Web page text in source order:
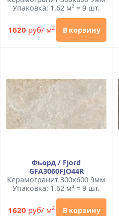
Упаковка: 1.62 м² = 9 шт.
1620 руб/ м2 В корзину
Фьорд / Fjord
GFA3060FJO44R
Керамогранит 300x600 9мм
Упаковка: 1.62 м² = 9 шт.
1620 руб/ м2 В корзину